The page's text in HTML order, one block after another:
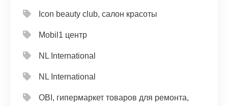
Icon beauty club, салон красоты
Mobil1 центр
NL International
NL International
OBI, гипермаркет товаров для ремонта,